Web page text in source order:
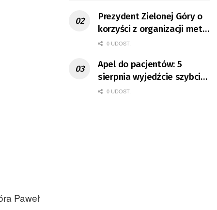
Paweł
Prezydent Zielonej Góry o
korzyści z organizacji mety
Tour de Pologne
0 UDOST.
Apel do pacjentów: 5
sierpnia wyjedźcie szybciej
z domów
0 UDOST.